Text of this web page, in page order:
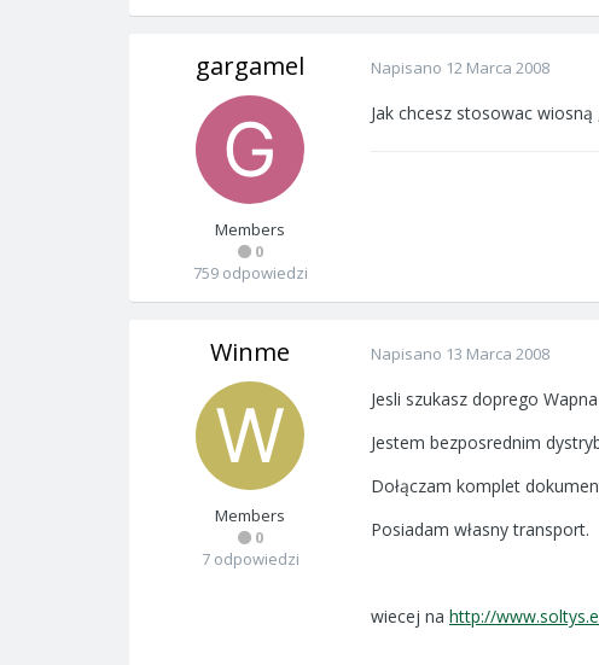
gargamel
Members
0
759 odpowiedzi
Napisano 12 Marca 2008
Jak chcesz stosowac
Winme
Members
0
7 odpowiedzi
Napisano 13 Marca 2008
Jesli szukasz doprego
Jestem bezposrednim
Dołączam komplet
Posiadam własny transport.
wiecej na http://